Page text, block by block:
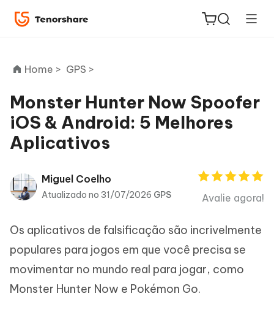
ReiBoot
for iOS
PDNob
PDF
iAnyGo
Home > GPS >
Monster Hunter Now Spoofer
iOS & Android: 5 Melhores
Aplicativos
Miguel Coelho
Atualizado no 31/07/2026 GPS Avalie agora!
Os aplicativos de falsificação são incrivelmente
populares para jogos em que você precisa se
movimentar no mundo real para jogar, como
Monster Hunter Now e Pokémon Go.